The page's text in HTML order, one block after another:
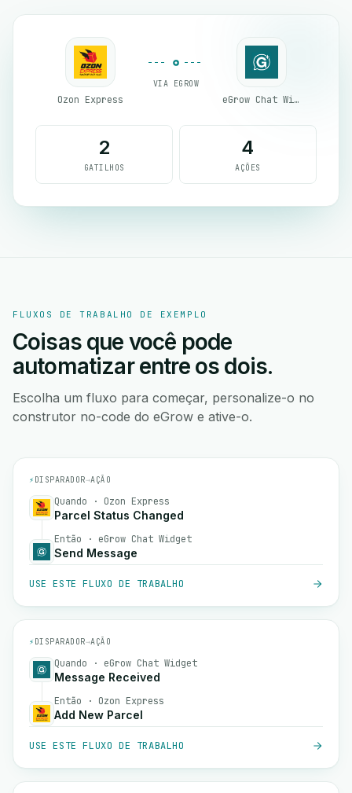
Ozon Express
VIA EGROW
eGrow Chat Widget
2
GATILHOS
4
AÇÕES
FLUXOS DE TRABALHO DE EXEMPLO
Coisas que você pode
automatizar entre os dois.
Escolha um fluxo para começar, personalize-o no
construtor no-code do eGrow e ative-o.
⚡ DISPARADOR→AÇÃO
Quando · Ozon Express
Parcel Status Changed
Então · eGrow Chat Widget
Send Message
USE ESTE FLUXO DE TRABALHO
⚡ DISPARADOR→AÇÃO
Quando · eGrow Chat Widget
Message Received
Então · Ozon Express
Add New Parcel
USE ESTE FLUXO DE TRABALHO